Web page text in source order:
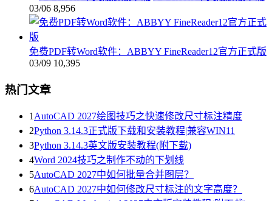
03/06 8,956
免费PDF转Word软件：ABBYY FineReader12官方正式版
03/09 10,395
热门文章
1AutoCAD 2027绘图技巧之快速修改尺寸标注精度
2Python 3.14.3正式版下载和安装教程|兼容WIN11
3Python 3.14.3英文版安装教程(附下载)
4Word 2024技巧之制作不动的下划线
5AutoCAD 2027中如何批量合并图层？
6AutoCAD 2027中如何修改尺寸标注的文字高度？